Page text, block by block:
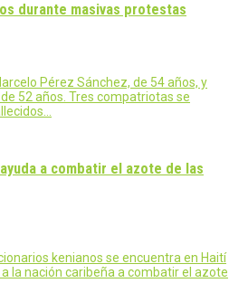
durante masivas protestas
Pérez Sánchez, de 54 años, y
52 años. Tres compatriotas se
a combatir el azote de las
kenianos se encuentra en Haití
la nación caribeña a combatir el azote